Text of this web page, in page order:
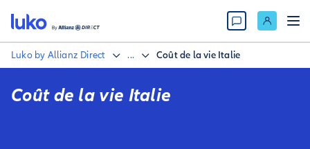
Luko by Allianz Direct ... Coût de la vie Italie
Coût de la vie Italie